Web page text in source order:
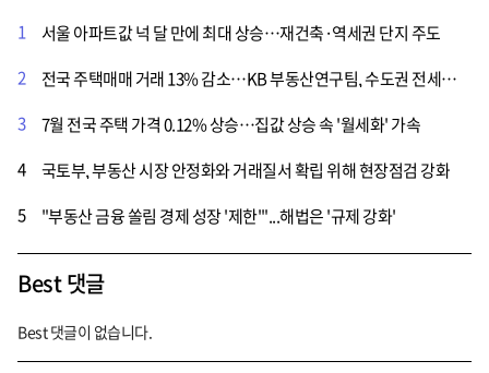
1
서울 아파트값 넉 달 만에 최대 상승…재건축·역세권 단지 주도
2
전국 주택매매 거래 13% 감소…KB 부동산연구팀, 수도권 전세가격 상승 여력 존재
3
7월 전국 주택 가격 0.12% 상승…집값 상승 속 '월세화' 가속
4
국토부, 부동산 시장 안정화와 거래질서 확립 위해 현장점검 강화
5
"부동산 금융 쏠림 경제 성장 '제한'"...해법은 '규제 강화'
Best 댓글
Best 댓글이 없습니다.